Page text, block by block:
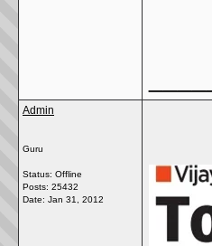
Admin
Guru
Status: Offline
Posts: 25432
Date: Jan 31, 2012